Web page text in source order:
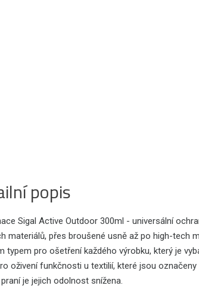
popis
Sigal Active Outdoor 300ml - universální
materiálů, přes broušené usně až po high-tech
typem pro ošetření každého výrobku, který je
oživení funkčnosti u textilií, které jsou
je jejich odolnost snížena.